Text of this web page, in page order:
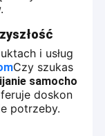
i usług
Czy szukas
samocho
doskon
potrzeby.